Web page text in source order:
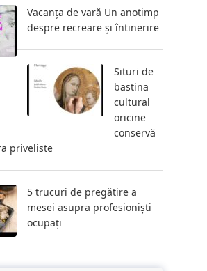
Vacanța de vară Un anotimp
despre recreare și întinerire
Situri de
bastina
cultural
oricine
conservă
priveliste
5 trucuri de pregătire a
mesei asupra profesioniști
ocupați